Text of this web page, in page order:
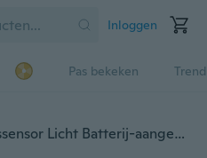
Inloggen
Pas bekeken
1 Stks Draadloze Bewegingssensor Licht Batterij-aangedreven LED Stick Nachtlampje Wandlamp voor Kast Trappen Hal Slaapkamer